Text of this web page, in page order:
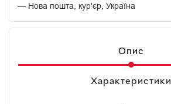
Нова пошта, кур'єр, Україна
Опис
Характеристики